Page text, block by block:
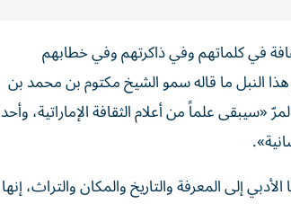
في كلماتهم وفي ذاكرتهم وفي خطابهم
النبل ما قاله سمو الشيخ مكتوم بن محمد بن
علماً من أعلام الثقافة الإماراتية، وأحد
إلى المعرفة والتاريخ والمكان والتراث، إنها